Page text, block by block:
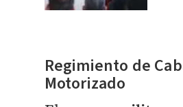
Regimiento de
Motorizado